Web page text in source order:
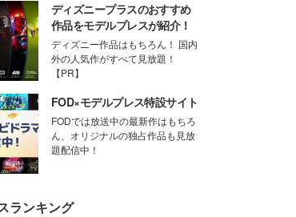
ディズニープラスのおすすめ
作品をモデルプレスが紹介！
ディズニー作品はもちろん！ 国内
外の人気作がすべて見放題！
【PR】
FOD×モデルプレス特設サイト
FODでは放送中の最新作はもちろ
ん、オリジナルの独占作品も見放
題配信中！
ランキング